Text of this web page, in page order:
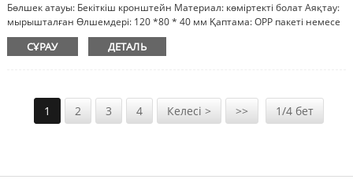
Бөлшек атауы: Бекіткіш кронштейн Материал: көміртекті болат Аяқтау:
мырышталған Өлшемдері: 120 *80 * 40 мм Қаптама: OPP пакеті немесе
қорап, картон, ағаш қорап Ескертпе: материал, әрлеу, өлшемдер
реттеледі
СҰРАУ ДЕТАЛЬ
1 2 3 4 Келесі > >> 1/4 бет